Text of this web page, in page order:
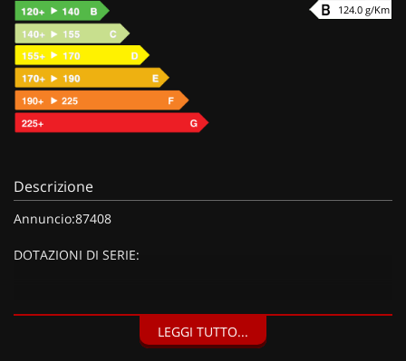
124.0 g/Km
Descrizione
Annuncio:87408
DOTAZIONI DI SERIE:
Kit Fix & Go (30 EUR), Vernice pastello Ruby,
LEGGI TUTTO...